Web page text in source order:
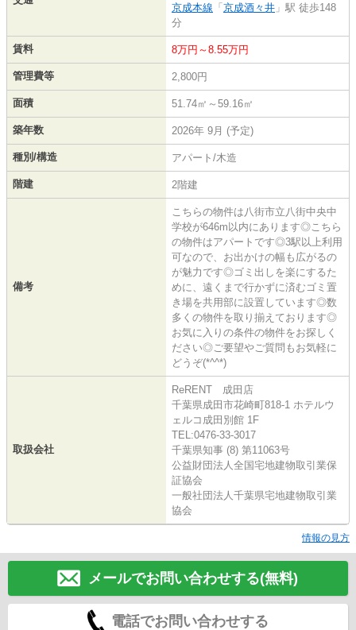
京成本線 「京成酒々井 」駅 徒歩148
分
賃料 8万円～8.55万円
管理費等 2,800円
面積 51.74㎡～59.16㎡
築年数 2026年 9月 (予定)
種別/構造 アパート/木造
階建 2階建
備考
こちらの物件は八街市立八街中央中
学校が646m以内にあります◎こちら
の物件はアパートです◎3駅以上利用
可なので、お出かけの幅も広がるの
が魅力です◎ゴミ出しを楽にするた
めに、遠くまで行かずに済むゴミ置
き場を共用部に設置しています◎数
多くの物件を取り揃えております◎
お気に入りの条件の物件をお探しく
ださい◎ご要望やご質問もお気軽に
どうぞ(*^^*)
取扱会社
ReRENT 成田店
千葉県成田市花崎町818-1 ホテルウ
ェルコ成田別館 1F
TEL:0476-33-3017
千葉県知事 (8) 第11063号
公益財団法人全国宅地建物取引業保
証協会
一般社団法人千葉県宅地建物取引業
協会
情報の見方
メールでお問い合わせする(無料)
電話でお問い合わせする